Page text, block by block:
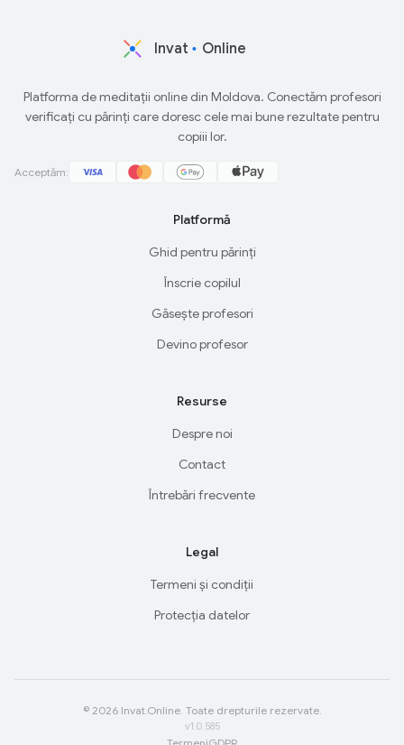
Invat Online
Platforma de meditații online din Moldova. Conectăm profesori
verificați cu părinți care doresc cele mai bune rezultate pentru
copiii lor.
Acceptăm:
Platformă
Ghid pentru părinți
Înscrie copilul
Găsește profesori
Devino profesor
Resurse
Despre noi
Contact
Întrebări frecvente
Legal
Termeni și condiții
Protecția datelor
© 2026 Invat.Online. Toate drepturile rezervate.
v1.0.585
TermeniGDPR